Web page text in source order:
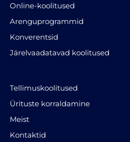
Online-koolitused
Arenguprogrammid
Konverentsid
Järelvaadatavad koolitused
Tellimuskoolitused
Ürituste korraldamine
Meist
Kontaktid